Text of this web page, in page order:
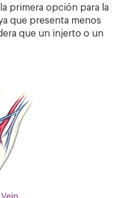
primera opción para la
que presenta menos
que un injerto o un